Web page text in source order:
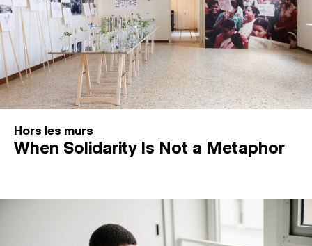
Hors les murs
When Solidarity Is Not a Metaphor